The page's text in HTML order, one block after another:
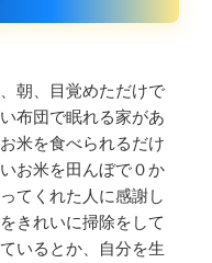
朝、目覚めただけで
布団で眠れる家があ
米を食べられるだけ
お米を田んぼで０か
てくれた人に感謝し
きれいに掃除をして
いるとか、自分を生